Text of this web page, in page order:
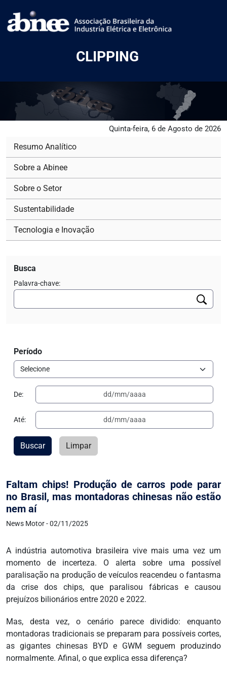
CLIPPING
Quinta-feira, 6 de Agosto de 2026
Faltam chips! Produção de carros pode parar
no Brasil, mas montadoras chinesas não estão
nem aí
News Motor - 02/11/2025
A indústria automotiva brasileira vive mais uma vez um
momento de incerteza. O alerta sobre uma possível
paralisação na produção de veículos reacendeu o fantasma
da crise dos chips, que paralisou fábricas e causou
prejuízos bilionários entre 2020 e 2022.
Mas, desta vez, o cenário parece dividido: enquanto
montadoras tradicionais se preparam para possíveis cortes,
as gigantes chinesas BYD e GWM seguem produzindo
normalmente. Afinal, o que explica essa diferença?
Resumo Analítico
Sobre a Abinee
Sobre o Setor
Sustentabilidade
Tecnologia e Inovação
Busca
Palavra-chave:
Período
De:
Até:
Buscar Limpar